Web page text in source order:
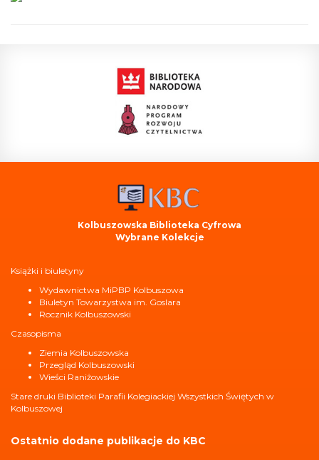
Kolbuszowska Biblioteka Cyfrowa
Wybrane Kolekcje
Książki i biuletyny
Wydawnictwa MiPBP Kolbuszowa
Biuletyn Towarzystwa im. Goslara
Rocznik Kolbuszowski
Czasopisma
Ziemia Kolbuszowska
Przegląd Kolbuszowski
Wieści Raniżowskie
Stare druki Biblioteki Parafii Kolegiackiej Wszystkich Świętych w
Kolbuszowej
Ostatnio dodane publikacje do KBC